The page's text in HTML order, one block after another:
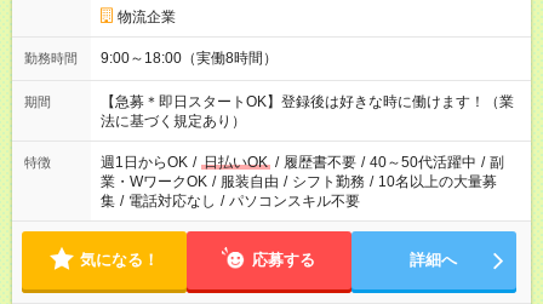
物流企業
勤務時間 9:00～18:00（実働8時間）
期間
【急募＊即日スタートOK】登録後は好きな時に働けます！（業
法に基づく規定あり）
特徴 週1日からOK / 日払いOK / 履歴書不要 / 40～50代活躍中 / 副
業・WワークOK / 服装自由 / シフト勤務 / 10名以上の大量募
集 / 電話対応なし / パソコンスキル不要
気になる！ 応募する 詳細へ